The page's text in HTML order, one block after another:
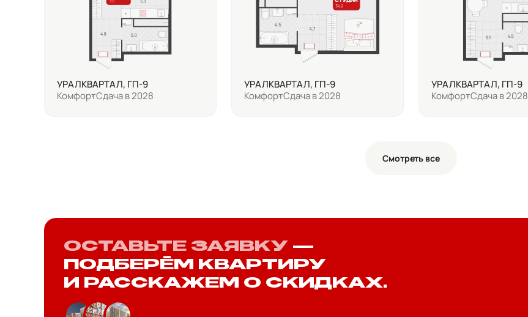
УРАЛКВАРТАЛ, ГП-9
КомфортСдача в 2028
УРАЛКВАРТАЛ, ГП-9
КомфортСдача в 2028
УРАЛКВАРТАЛ, ГП-9
КомфортСдача в 2028
Смотреть все
ОСТАВЬТЕ ЗАЯВКУ —
ПОДБЕРЁМ КВАРТИРУ
И РАССКАЖЕМ О СКИДКАХ.